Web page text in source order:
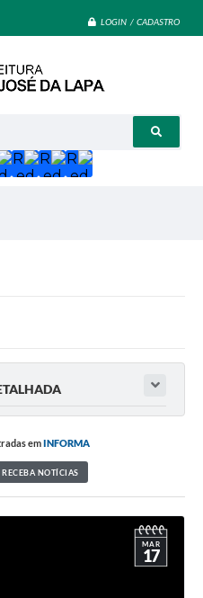
LOGIN / CADASTRO
emINFORMA
RECEBA NOTÍCIAS
MAR
17